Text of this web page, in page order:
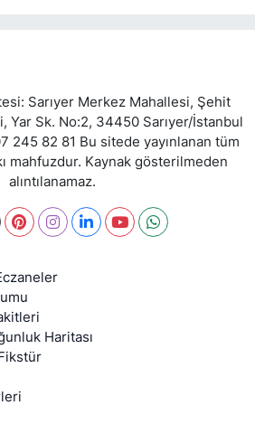
Sarıyer Merkez Mahallesi, Şehit
Yar Sk. No:2, 34450 Sarıyer/İstanbul
245 82 81 Bu sitede yayınlanan tüm
mahfuzdur. Kaynak gösterilmeden
alıntılanamaz.
Haritası